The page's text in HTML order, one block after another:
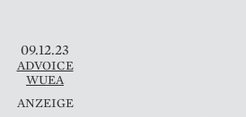
09.12.23
ADVOICE
WUEA